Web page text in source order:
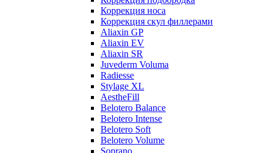
Коррекция носа
Коррекция скул филлерами
Aliaxin GP
Aliaxin EV
Aliaxin SR
Juvederm Voluma
Radiesse
Stylage XL
AestheFill
Belotero Balance
Belotero Intense
Belotero Soft
Belotero Volume
Soprano